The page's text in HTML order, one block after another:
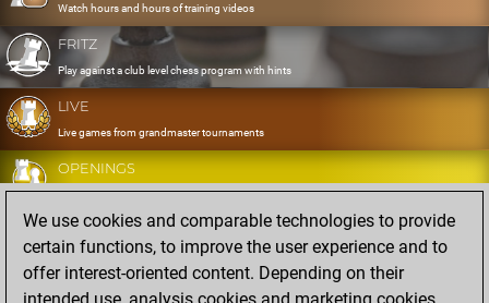
Watch hours and hours of training videos
FRITZ
Play against a club level chess program with hints
LIVE
Live games from grandmaster tournaments
OPENINGS
Develop and exercise your openings
DATABASE
Eight million strong games
MYGAMES
We use cookies and comparable technologies to provide
certain functions, to improve the user experience and to
offer interest-oriented content. Depending on their